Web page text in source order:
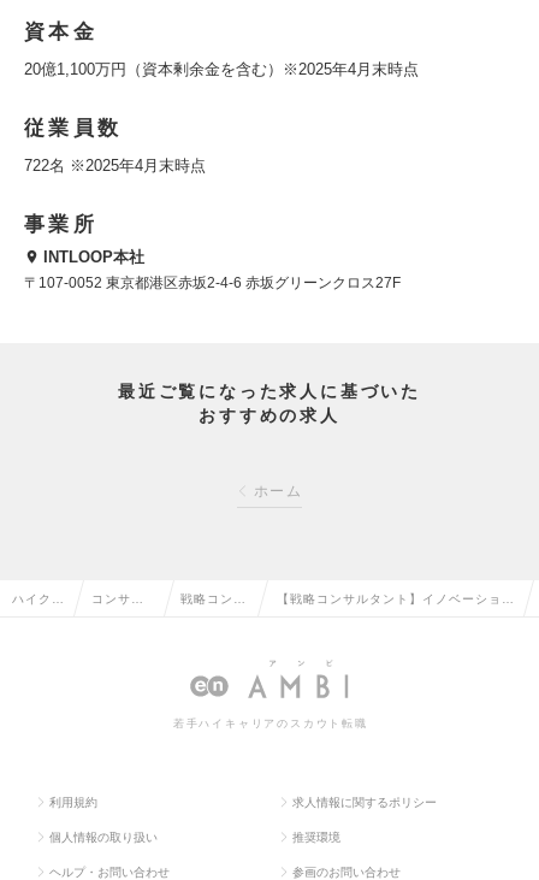
資本金
20億1,100万円（資本剰余金を含む）※2025年4月末時点
従業員数
722名 ※2025年4月末時点
事業所
INTLOOP本社
〒107-0052 東京都港区赤坂2-4-6 赤坂グリーンクロス27F
最近ご覧になった求人に基づいた
おすすめの求人
ホーム
ハイクラ コンサル 戦略コンサ
転職
【戦略コンサルタント】イノベーション
の求人情報
若手ハイキャリアのスカウト転職
利用規約 求人情報に関するポリシー
個人情報の取り扱い 推奨環境
ヘルプ・お問い合わせ 参画のお問い合わせ